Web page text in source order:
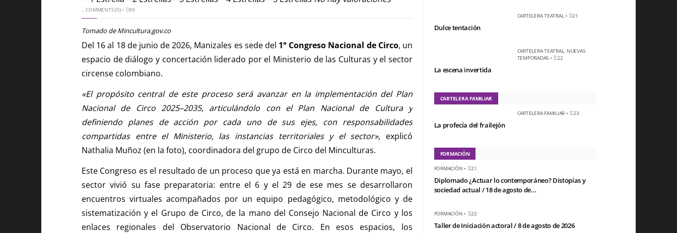
..COMMENTS (0)• 89
Tomado de Mincultura.gov.co
Del 16 al 18 de junio de 2026, Manizales es sede del 1° Congreso Nacional de Circo, un
espacio de diálogo y concertación liderado por el Ministerio de las Culturas y el sector
circense colombiano.
«El propósito central de este proceso será avanzar en la implementación del Plan
Nacional de Circo 2025–2035, articulándolo con el Plan Nacional de Cultura y
definiendo planes de acción por cada uno de sus ejes, con responsabilidades
compartidas entre el Ministerio, las instancias territoriales y el sector», explicó
Nathalia Muñoz (en la foto), coordinadora del grupo de Circo del Minculturas.
Este Congreso es el resultado de un proceso que ya está en marcha. Durante mayo, el
sector vivió su fase preparatoria: entre el 6 y el 29 de ese mes se desarrollaron
encuentros virtuales acompañados por un equipo pedagógico, metodológico y de
sistematización y el Grupo de Circo, de la mano del Consejo Nacional de Circo y los
enlaces regionales del Observatorio Nacional de Circo. En esos espacios, los
CARTELERA TEATRAL• 21
Dulce tentación
CARTELERA TEATRAL, NUEVAS
TEMPORADAS • 22
La escena invertida
CARTELERA FAMILIAR
CARTELERA FAMILIAR • 23
La profecía del frailejón
FORMACIÓN
FORMACIÓN • 21
Diplomado ¿Actuar lo contemporáneo? Distopías y
sociedad actual / 18 de agosto de...
FORMACIÓN • 22
Taller de Iniciación actoral / 8 de agosto de 2026